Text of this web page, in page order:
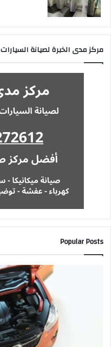
مركز مدى الخبرة لصيانة السيارات
Popular Posts